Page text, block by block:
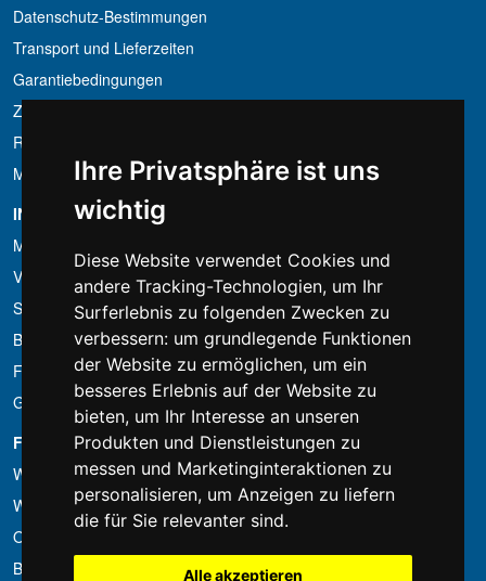
Ihre Privatsphäre ist uns
wichtig
Diese Website verwendet Cookies und
andere Tracking-Technologien, um Ihr
Surferlebnis zu folgenden Zwecken zu
verbessern: um grundlegende Funktionen
der Website zu ermöglichen, um ein
besseres Erlebnis auf der Website zu
bieten, um Ihr Interesse an unseren
Produkten und Dienstleistungen zu
messen und Marketinginteraktionen zu
personalisieren, um Anzeigen zu liefern
die für Sie relevanter sind.
Alle akzeptieren
Datenschutz-Bestimmungen
Transport und Lieferzeiten
Garantiebedingungen
Zahlungsbedingungen
Ruecktrittsrecht
MwSt-Bedingungen
INFORMATION
Mietbedingungen
Verkaufsangebote
Sparpakete
Billiger gefunden?
Finanzierung
Gebrauchtartikel
FOTOCOLOMBO.IT
Wer wir sind
Wo wir sind
Oeffnungszeiten
Bewertungen auf Trovaprezzi